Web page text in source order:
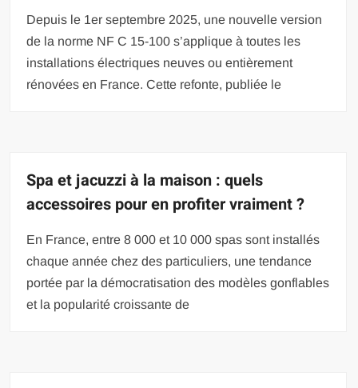
Depuis le 1er septembre 2025, une nouvelle version
de la norme NF C 15-100 s’applique à toutes les
installations électriques neuves ou entièrement
rénovées en France. Cette refonte, publiée le
Spa et jacuzzi à la maison : quels
accessoires pour en profiter vraiment ?
En France, entre 8 000 et 10 000 spas sont installés
chaque année chez des particuliers, une tendance
portée par la démocratisation des modèles gonflables
et la popularité croissante de